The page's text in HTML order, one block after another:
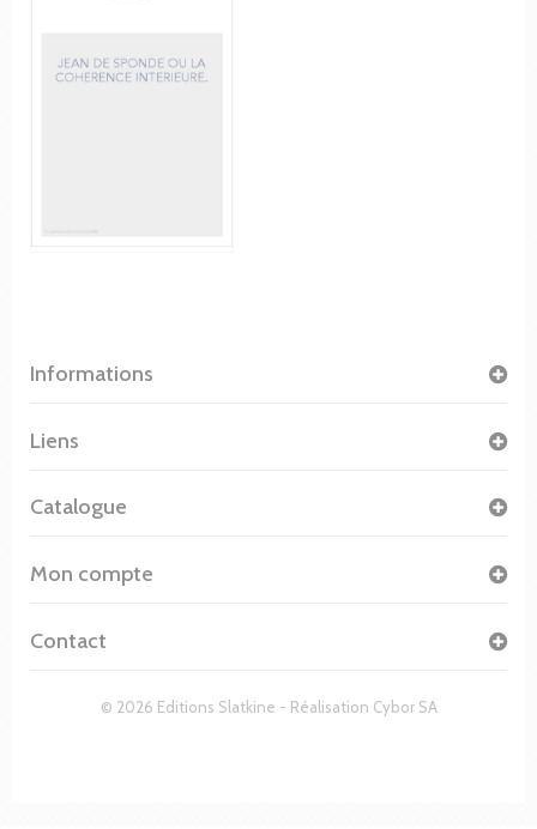
Informations
© 2026 Editions Slatkine - Réalisation Cybor SA
Liens
Catalogue
Mon compte
Contact